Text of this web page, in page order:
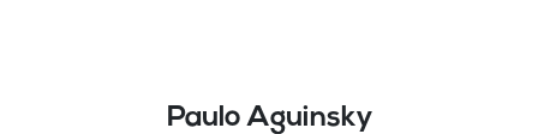
Paulo Aguinsky